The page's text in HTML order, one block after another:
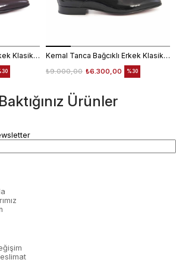
Kemal Tanca Bağcıklı Erkek Klasik Ayakkabı 700 Kemal Tanca Bağcıklı Erkek Klasik Ayakkabı 700
₺6.300,00
₺9.000,00 %30
Ürünler